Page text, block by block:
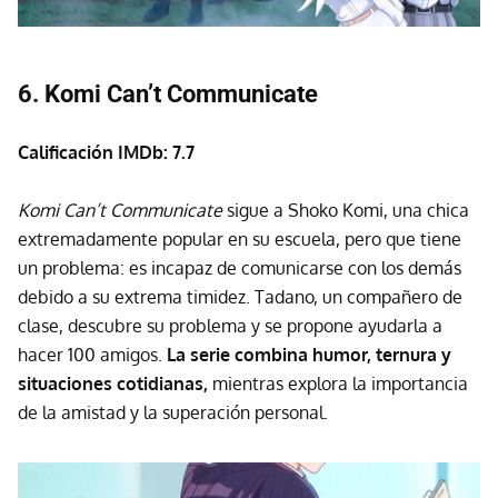
6. Komi Can’t Communicate
Calificación IMDb: 7.7
Komi Can’t Communicatesigue a Shoko Komi, una chica
extremadamente popular en su escuela, pero que tiene
un problema: es incapaz de comunicarse con los demás
debido a su extrema timidez. Tadano, un compañero de
clase, descubre su problema y se propone ayudarla a
hacer 100 amigos. La serie combina humor, ternura y
situaciones cotidianas, mientras explora la importancia
de la amistad y la superación personal.